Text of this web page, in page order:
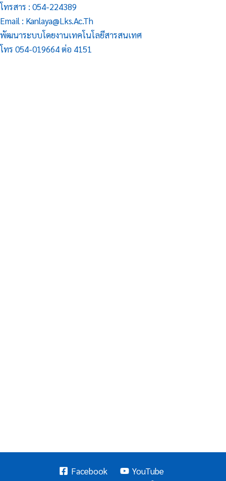
โทรสาร : 054-224389
Email : Kanlaya@lks.ac.th
พัฒนาระบบโดยงานเทคโนโลยีสารสนเทศ
โทร 054-019664 ต่อ 4151
Facebook
YouTube